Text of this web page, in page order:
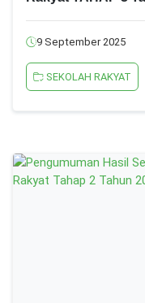
9 September 2025
SEKOLAH RAKYAT